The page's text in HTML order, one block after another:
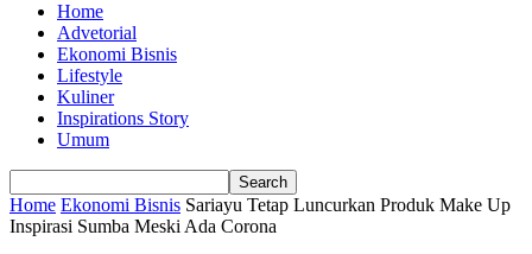
Home
Advetorial
Ekonomi Bisnis
Lifestyle
Kuliner
Inspirations Story
Umum
Home Ekonomi Bisnis Sariayu Tetap Luncurkan Produk Make Up
Inspirasi Sumba Meski Ada Corona